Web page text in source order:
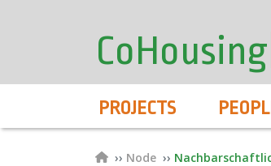
account
menu
CoHousing
Hauptnavigation
PROJECTS
Breadcrumb
Node